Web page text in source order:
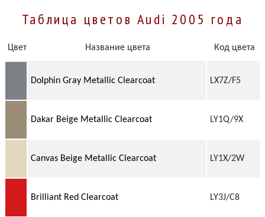
Таблица цветов Audi 2005 года
Цвет Название цвета Код цвета
Dolphin Gray Metallic Clearcoat LX7Z/F5
Dakar Beige Metallic Clearcoat LY1Q/9X
Canvas Beige Metallic Clearcoat LY1X/2W
Brilliant Red Clearcoat LY3J/C8